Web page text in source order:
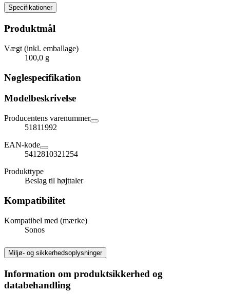
Specifikationer
Produktmål
Vægt (inkl. emballage)
100,0 g
Nøglespecifikation
Modelbeskrivelse
Producentens varenummer
51811992
EAN-kode
5412810321254
Produkttype
Beslag til højttaler
Kompatibilitet
Kompatibel med (mærke)
Sonos
Miljø- og sikkerhedsoplysninger
Information om produktsikkerhed og
databehandling